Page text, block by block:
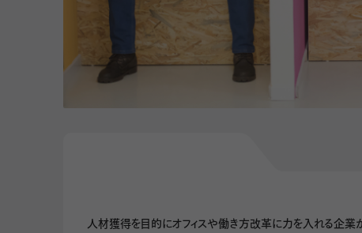
人材獲得を目的にオフィスや働き方改革に力を入れる企業